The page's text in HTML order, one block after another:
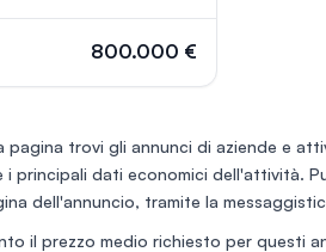
cambio idea di vita.
a livello nazionale. Si
pronta produzione. Pur
nel settore materie
(pagamenti cash ai
di 40 giorni con
800.000 €
pagina trovi gli annunci di aziende e
i principali dati economici dell'attività.
dell'annuncio, tramite la
il prezzo medio richiesto per questi